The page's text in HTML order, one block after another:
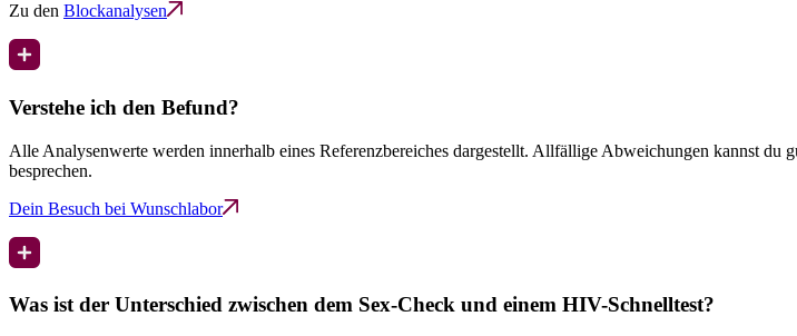
Zu den Blockanalysen
Verstehe ich den Befund?
Alle Analysenwerte werden innerhalb eines Referenzbereiches dargestellt. Allfällige Abweichungen kannst
besprechen.
Dein Besuch bei Wunschlabor
Was ist der Unterschied zwischen dem Sex-Check und einem HIV-Schnelltest?